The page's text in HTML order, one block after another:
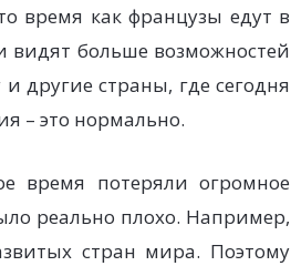
время как французы едут в
видят больше возможностей
другие страны, где сегодня
– это нормально.
время потеряли огромное
реально плохо. Например,
стран мира. Поэтому